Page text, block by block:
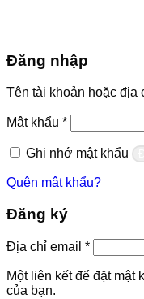
Đăng nhập
Tên tài khoản hoặc địa
Mật khẩu *Bắt
buộc
Ghi nhớ mật khẩu
Quên mật khẩu?
Đăng ký
Địa chỉ email *Bắt
buộc
Một liên kết để đặt
của bạn.